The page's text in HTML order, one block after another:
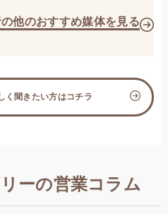
他のおすすめ媒体を見る
く聞きたい方はコチラ
ーの営業コラム